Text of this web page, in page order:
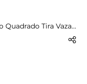
Tamanco Dourado Arezzo Couro Bico Quadrado Tira Vazada